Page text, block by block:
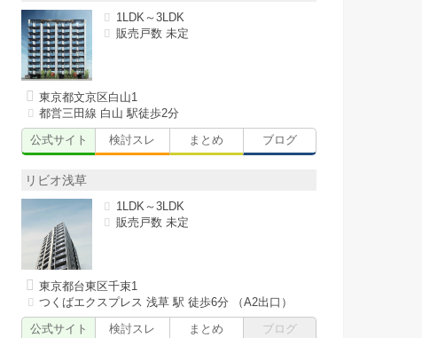
1LDK～3LDK
販売戸数 未定
東京都文京区白山1
都営三田線 白山 駅徒歩2分
公式サイト
検討スレ まとめ ブログ
リビオ浅草
1LDK～3LDK
販売戸数 未定
東京都台東区千束1
つくばエクスプレス 浅草 駅 徒歩6分 （A2出口）
公式サイト
検討スレ まとめ ブログ